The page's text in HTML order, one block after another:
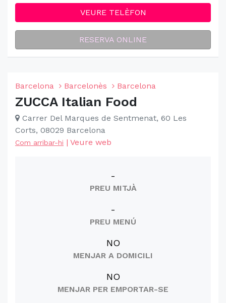
VEURE TELÈFON
RESERVA ONLINE
Barcelona Barcelonès Barcelona
ZUCCA Italian Food
Carrer Del Marques de Sentmenat, 60 Les
Corts, 08029 Barcelona
Com arribar-hi | Veure web
-
PREU MITJÀ
-
PREU MENÚ
NO
MENJAR A DOMICILI
NO
MENJAR PER EMPORTAR-SE